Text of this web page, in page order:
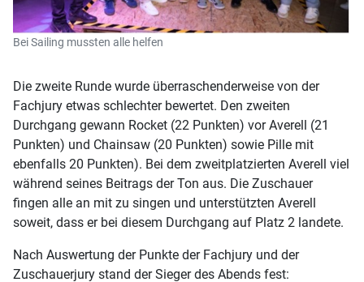
Bei Sailing mussten alle helfen
Die zweite Runde wurde überraschenderweise von der
Fachjury etwas schlechter bewertet. Den zweiten
Durchgang gewann Rocket (22 Punkten) vor Averell (21
Punkten) und Chainsaw (20 Punkten) sowie Pille mit
ebenfalls 20 Punkten). Bei dem zweitplatzierten Averell viel
während seines Beitrags der Ton aus. Die Zuschauer
fingen alle an mit zu singen und unterstützten Averell
soweit, dass er bei diesem Durchgang auf Platz 2 landete.
Nach Auswertung der Punkte der Fachjury und der
Zuschauerjury stand der Sieger des Abends fest: